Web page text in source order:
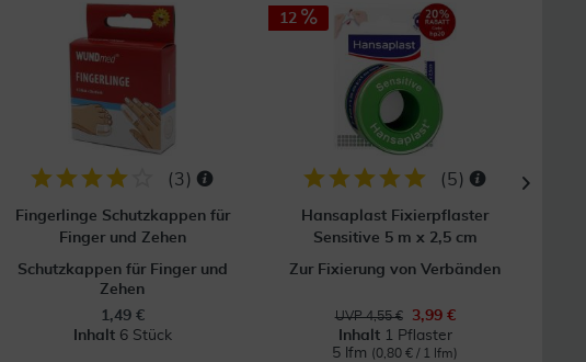
(3)
Fingerlinge Schutzkappen für
Finger und Zehen
Schutzkappen für Finger und
Zehen
1,49 €
Inhalt 6 Stück
12
(5)
Hansaplast Fixierpflaster
Sensitive 5 m x 2,5 cm
Zur Fixierung von Verbänden
UVP 4,55 €
3,99 €
Inhalt 1 Pflaster
5 lfm (0,80 € / 1 lfm)